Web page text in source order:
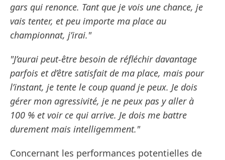
gars qui renonce. Tant que je vois une chance, je
vais tenter, et peu importe ma place au
championnat, j’irai."
"J’aurai peut-être besoin de réfléchir davantage
parfois et d’être satisfait de ma place, mais pour
l’instant, je tente le coup quand je peux. Je dois
gérer mon agressivité, je ne peux pas y aller à
100 % et voir ce qui arrive. Je dois me battre
durement mais intelligemment."
Concernant les performances potentielles de